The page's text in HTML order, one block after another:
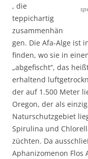
, die
teppichartig
zusammenhän
gen. Die Afa-Alge ist
finden, wo sie in
„abgefischt“, das
erhaltend
der auf 1.500 Meter
Oregon, der als
Naturschutzgebiet
Spirulina und
züchten. Da
Aphanizomenon Flos